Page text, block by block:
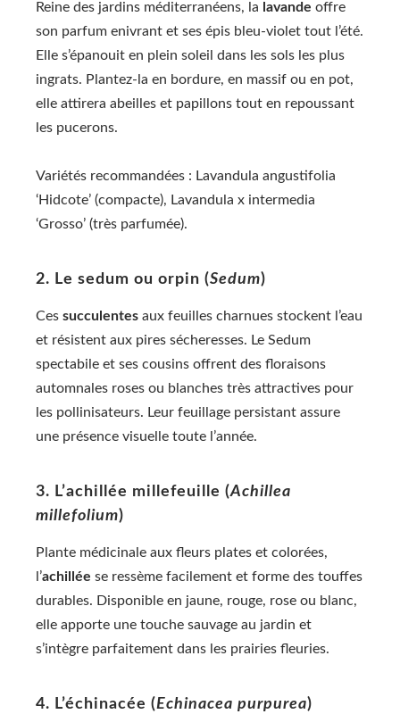
Reine des jardins méditerranéens, la lavande offre
son parfum enivrant et ses épis bleu-violet tout l’été.
Elle s’épanouit en plein soleil dans les sols les plus
ingrats. Plantez-la en bordure, en massif ou en pot,
elle attirera abeilles et papillons tout en repoussant
les pucerons.
Variétés recommandées : Lavandula angustifolia
‘Hidcote’ (compacte), Lavandula x intermedia
‘Grosso’ (très parfumée).
2. Le sedum ou orpin (Sedum)
Ces succulentes aux feuilles charnues stockent l’eau
et résistent aux pires sécheresses. Le Sedum
spectabile et ses cousins offrent des floraisons
automnales roses ou blanches très attractives pour
les pollinisateurs. Leur feuillage persistant assure
une présence visuelle toute l’année.
3. L’achillée millefeuille (Achillea
millefolium)
Plante médicinale aux fleurs plates et colorées,
l’achillée se ressème facilement et forme des touffes
durables. Disponible en jaune, rouge, rose ou blanc,
elle apporte une touche sauvage au jardin et
s’intègre parfaitement dans les prairies fleuries.
4. L’échinacée (Echinacea purpurea)